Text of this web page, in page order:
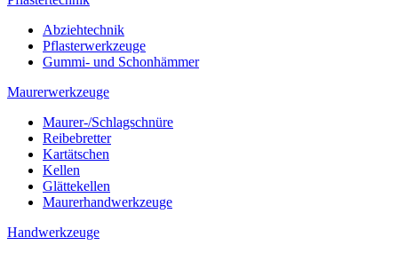
Abziehtechnik
Pflasterwerkzeuge
Gummi- und Schonhämmer
Maurerwerkzeuge
Maurer-/Schlagschnüre
Reibebretter
Kartätschen
Kellen
Glättekellen
Maurerhandwerkzeuge
Handwerkzeuge